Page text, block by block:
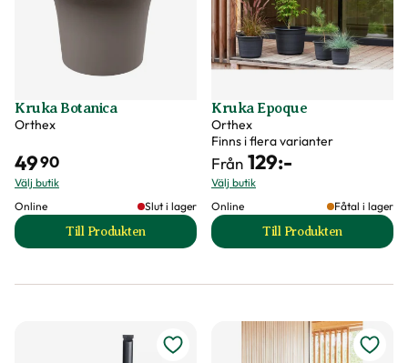
Kruka Botanica
Orthex
4990
Välj butik
Online
Slut i lager
Till Produkten
till Kruka Botanica produktsida
Kruka Epoque
Orthex
Finns i flera varianter
Från 129:-
Välj butik
Online
Fåtal i lager
Till Produkten
till Kruka Epoque